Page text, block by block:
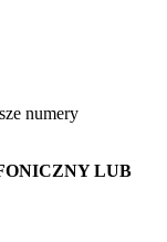
numery
LUB